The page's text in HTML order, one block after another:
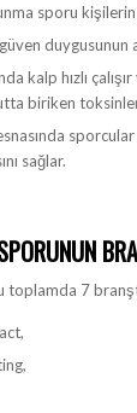
sporu
duygusunun
kalp hızlı
biriken
sağlar.
toplamda 7